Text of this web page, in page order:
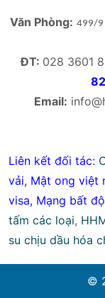
Văn Phòng: 499/9
ĐT: 028 3601
82
Email:
Liên kết đối tác:
vải, Mật ong việt
visa, Mạng bất
tấm các loại,
su chịu dầu hóa
©